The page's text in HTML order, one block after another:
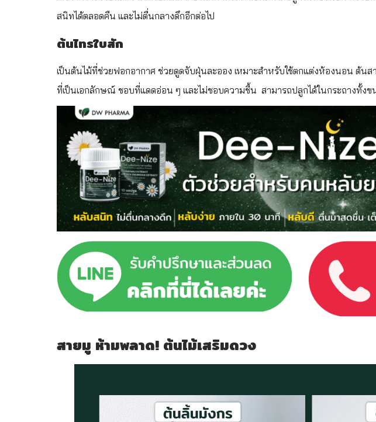
สนิทได้ตลอดคืน และไม่ตื่นกลางดึกอีกต่อไป
ต้นไทรใบสัก
เป็นต้นไม้ที่ช่วยฟอกอากาศ ช่วยดูดจับฝุ่นละออง เหมาะสำหรับใช้ตกแต่งห้องนอน ต้น
ที่เป็นเอกลักษณ์ ชอบที่แดดอ่อน ๆ และไม่ชอบความชื้น สามารถปลูกได้ในกระถางทั้งข
สายมู ห้ามพลาด! ต้นไม้เสริมดวง